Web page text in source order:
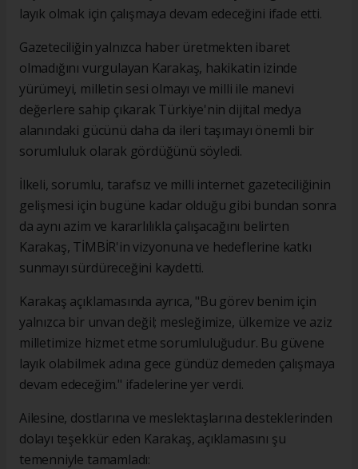
layık olmak için çalışmaya devam edeceğini ifade etti.
Gazeteciliğin yalnızca haber üretmekten ibaret
olmadığını vurgulayan Karakaş, hakikatin izinde
yürümeyi, milletin sesi olmayı ve milli ile manevi
değerlere sahip çıkarak Türkiye'nin dijital medya
alanındaki gücünü daha da ileri taşımayı önemli bir
sorumluluk olarak gördüğünü söyledi.
İlkeli, sorumlu, tarafsız ve milli internet gazeteciliğinin
gelişmesi için bugüne kadar olduğu gibi bundan sonra
da aynı azim ve kararlılıkla çalışacağını belirten
Karakaş, TİMBİR'in vizyonuna ve hedeflerine katkı
sunmayı sürdüreceğini kaydetti.
Karakaş açıklamasında ayrıca, "Bu görev benim için
yalnızca bir unvan değil; mesleğimize, ülkemize ve aziz
milletimize hizmet etme sorumluluğudur. Bu güvene
layık olabilmek adına gece gündüz demeden çalışmaya
devam edeceğim." ifadelerine yer verdi.
Ailesine, dostlarına ve meslektaşlarına desteklerinden
dolayı teşekkür eden Karakaş, açıklamasını şu
temenniyle tamamladı: